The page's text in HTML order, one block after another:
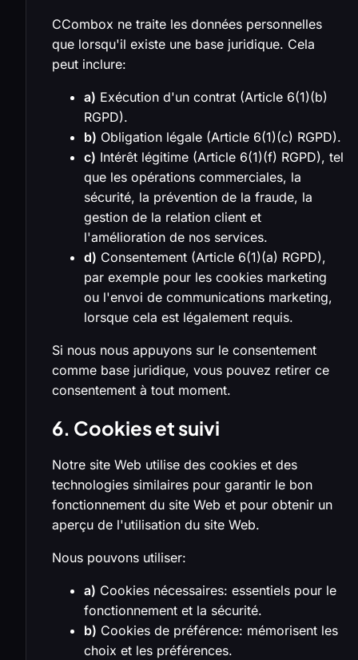
CCombox ne traite les données personnelles
que lorsqu'il existe une base juridique. Cela
peut inclure:
a) Exécution d'un contrat (Article 6(1)(b)
RGPD).
b) Obligation légale (Article 6(1)(c) RGPD).
c) Intérêt légitime (Article 6(1)(f) RGPD), tel
que les opérations commerciales, la
sécurité, la prévention de la fraude, la
gestion de la relation client et
l'amélioration de nos services.
d) Consentement (Article 6(1)(a) RGPD),
par exemple pour les cookies marketing
ou l'envoi de communications marketing,
lorsque cela est légalement requis.
Si nous nous appuyons sur le consentement
comme base juridique, vous pouvez retirer ce
consentement à tout moment.
6. Cookies et suivi
Notre site Web utilise des cookies et des
technologies similaires pour garantir le bon
fonctionnement du site Web et pour obtenir un
aperçu de l'utilisation du site Web.
Nous pouvons utiliser:
a) Cookies nécessaires: essentiels pour le
fonctionnement et la sécurité.
b) Cookies de préférence: mémorisent les
choix et les préférences.